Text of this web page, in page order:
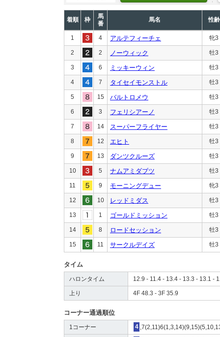
着順 枠
馬
番
馬名 性齢
1 4 アルテフィーチェ 牝3
2 2 ノーウィック 牡3
3 6 ミッキーウィン 牡3
4 7 タイセイモンストル 牡3
5 15 バルトロメウ 牡3
6 3 フェリシアーノ 牡3
7 14 スーパーフライヤー 牡3
8 12 エヒト 牡3
9 13 ダンツクルーズ 牡3
10 5 ナムアミダブツ 牡3
11 9 モーニングデュー 牝3
12 10 レッドミダス 牡3
13 1 ゴールドミッション 牡3
14 8 ロードセッション 牡3
15 11 サークルデイズ 牡3
タイム
ハロンタイム 12.9 - 11.4 - 13.4 - 13.3 - 13.1 -
上り 4F 48.3 - 3F 35.9
コーナー通過順位
1コーナー 4